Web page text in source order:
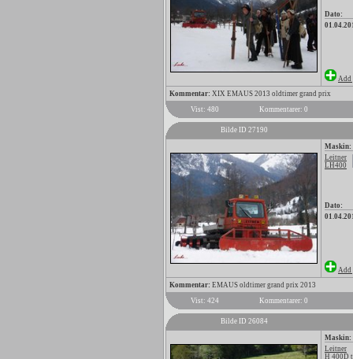
Dato:
Add
Kommentar: XIX EMAUS 2013 oldtimer grand prix
Vist: 480
Kommentarer: 0
Bilde ID 27190
Maskin:
Leitner
LH400
Dato:
Add
Kommentar: EMAUS oldtimer grand prix 2013
Vist: 424
Kommentarer: 0
Bilde ID 26084
Maskin:
Leitner
H 400D